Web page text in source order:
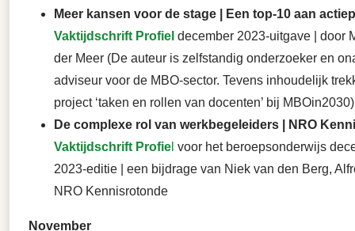
Meer kansen voor de stage | Een top-10 aan
Vaktijdschrift Profiel december 2023-uitgave | door
der Meer (De auteur is zelfstandig onderzoeker en
adviseur voor de MBO-sector. Tevens inhoudelijk
project ‘taken en rollen van docenten’ bij MBOin2030)
De complexe rol van werkbegeleiders | NRO
Vaktijdschrift Profie voor het beroepsonderwijs
2023-editie | een bijdrage van Niek van den Berg,
NRO Kennisrotonde
November